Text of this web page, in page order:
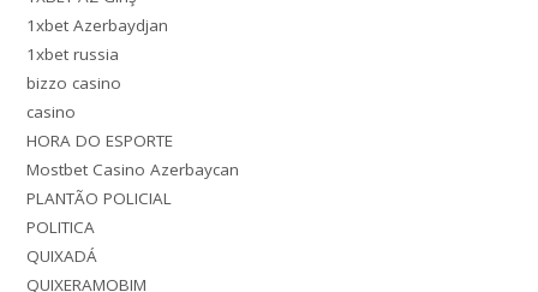
1xbet Azerbaydjan
1xbet russia
bizzo casino
casino
HORA DO ESPORTE
Mostbet Casino Azerbaycan
PLANTÃO POLICIAL
POLITICA
QUIXADÁ
QUIXERAMOBIM